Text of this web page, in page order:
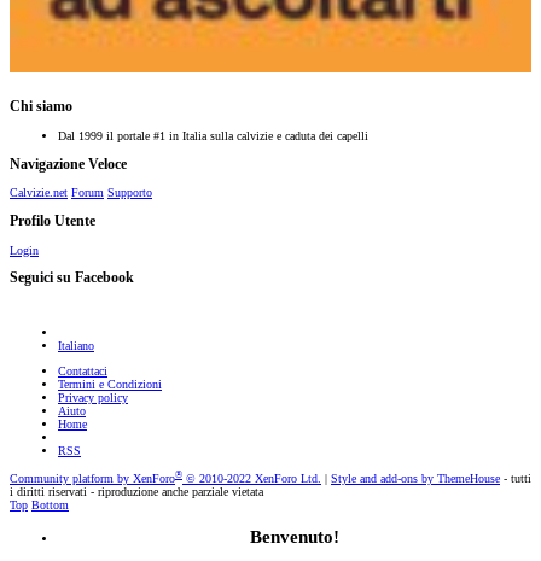
Chi siamo
Dal 1999 il portale #1 in Italia sulla calvizie e caduta dei capelli
Navigazione Veloce
Calvizie.net Forum Supporto
Profilo Utente
Login
Seguici su Facebook
Italiano
Contattaci
Termini e Condizioni
Privacy policy
Aiuto
Home
RSS
Community platform by XenForo® © 2010-2022 XenForo Ltd. Style and add-ons by ThemeHouse - tutti
i diritti riservati - riproduzione anche parziale vietata
Top Bottom
Benvenuto!